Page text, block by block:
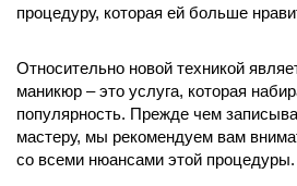
процедуру, которая ей больше
Относительно новой техникой
маникюр – это услуга, которая
популярность. Прежде чем
мастеру, мы рекомендуем вам
со всеми нюансами этой процедуры.